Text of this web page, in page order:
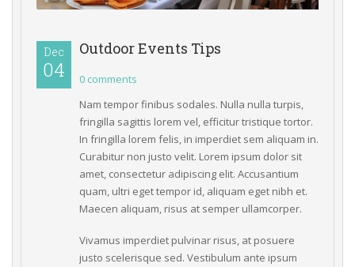
Dec
04
Outdoor Events Tip
0 comments
Nam tempor finibus sodales. Nulla nulla turpis,
fringilla sagittis lorem vel, efficitur tristique tortor.
In fringilla lorem felis, in imperdiet sem aliquam in.
Curabitur non justo velit. Lorem ipsum dolor sit
amet, consectetur adipiscing elit. Accusantium
quam, ultri eget tempor id, aliquam eget nibh et.
Maecen aliquam, risus at semper ullamcorper.
Vivamus imperdiet pulvinar risus, at posuere
justo scelerisque sed. Vestibulum ante ipsum